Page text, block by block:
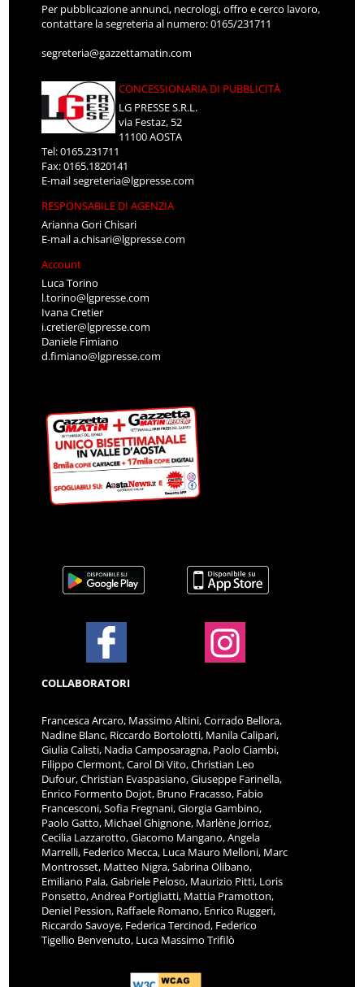
Per pubblicazione annunci, necrologi, offro e cerco lavoro,
contattare la segreteria al numero: 0165/231711
segreteria@gazzettamatin.com
CONCESSIONARIA DI PUBBLICITÀ
LG PRESSE S.R.L.
via Festaz, 52
11100 AOSTA
Tel: 0165.231711
Fax: 0165.1820141
E-mailsegreteria@lgpresse.com
RESPONSABILE DI AGENZIA
Arianna Gori Chisari
E-maila.chisari@lgpresse.com
Account
Luca Torino
l.torino@lgpresse.com
Ivana Cretier
i.cretier@lgpresse.com
Daniele Fimiano
d.fimiano@lgpresse.com
COLLABORATORI
Francesca Arcaro, Massimo Altini, Corrado Bellora,
Nadine Blanc, Riccardo Bortolotti, Manila Calipari,
Giulia Calisti, Nadia Camposaragna, Paolo Ciambi,
Filippo Clermont, Carol Di Vito, Christian Leo
Dufour, Christian Evaspasiano, Giuseppe Farinella,
Enrico Formento Dojot, Bruno Fracasso, Fabio
Francesconi, Sofia Fregnani, Giorgia Gambino,
Paolo Gatto, Michael Ghignone, Marlène Jorrioz,
Cecilia Lazzarotto, Giacomo Mangano, Angela
Marrelli, Federico Mecca, Luca Mauro Melloni, Marc
Montrosset, Matteo Nigra, Sabrina Olibano,
Emiliano Pala, Gabriele Peloso, Maurizio Pitti, Loris
Ponsetto, Andrea Portigliatti, Mattia Pramotton,
Deniel Pession, Raffaele Romano, Enrico Ruggeri,
Riccardo Savoye, Federica Tercinod, Federico
Tigellio Benvenuto, Luca Massimo Trifilò